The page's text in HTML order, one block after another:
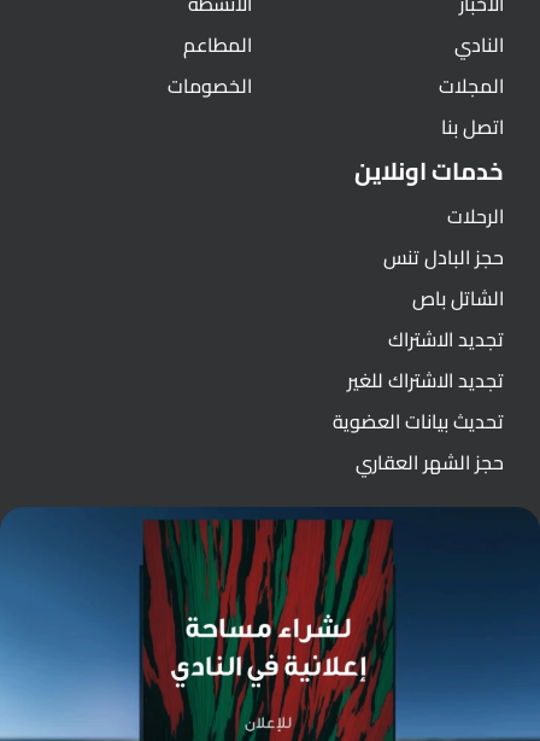
النادي
المجلات
اتصل بنا
المطاعم
الخصومات
خدمات اونلاين
الرحلات
حجز البادل تنس
الشاتل باص
تجديد الاشتراك
تجديد الاشتراك للغير
تحديث بيانات العضوية
حجز الشهر العقاري